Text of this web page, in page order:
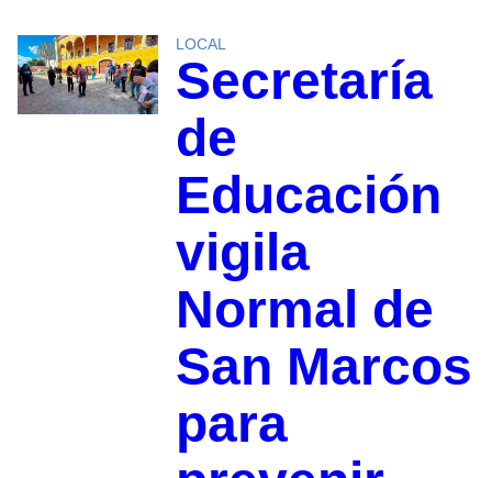
LOCAL
Secretaría
de
Educación
vigila
Normal de
San Marcos
para